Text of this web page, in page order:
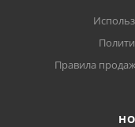
Правила